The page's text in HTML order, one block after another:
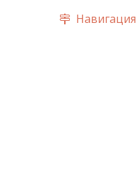
Навигация